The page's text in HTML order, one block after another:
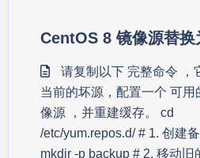
CentOS 8 镜像源替换
请复制以下 完整命令 ，
当前的坏源，配置一个 可用
像源 ，并重建缓存。 cd
/etc/yum.repos.d/ # 1. 创建
mkdir -p backup # 2. 移动旧